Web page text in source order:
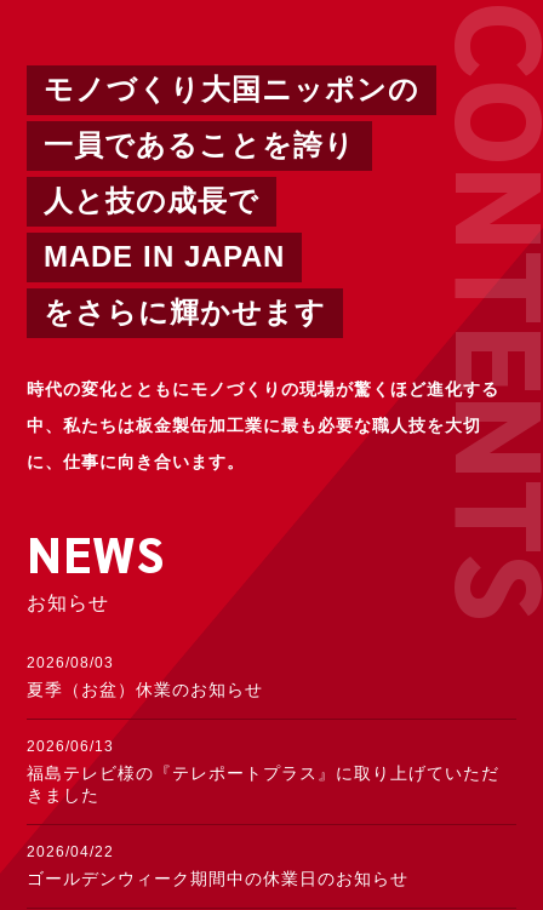
モノづくり大国ニッポンの
一員であることを誇り
人と技の成長で
MADE IN JAPAN
をさらに輝かせます
時代の変化とともにモノづくりの現場が驚くほど進化する
中、私たちは板金製缶加工業に最も必要な職人技を大切
に、仕事に向き合います。
NEWS
お知らせ
2026/08/03
夏季（お盆）休業のお知らせ
2026/06/13
福島テレビ様の『テレポートプラス』に取り上げていただ
きました
2026/04/22
ゴールデンウィーク期間中の休業日のお知らせ